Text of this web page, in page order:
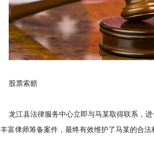
股票索赔
龙江县法律服务中心立即与马某取得联系，
丰富侓师筹备案件，最终有效维护了马某的合法